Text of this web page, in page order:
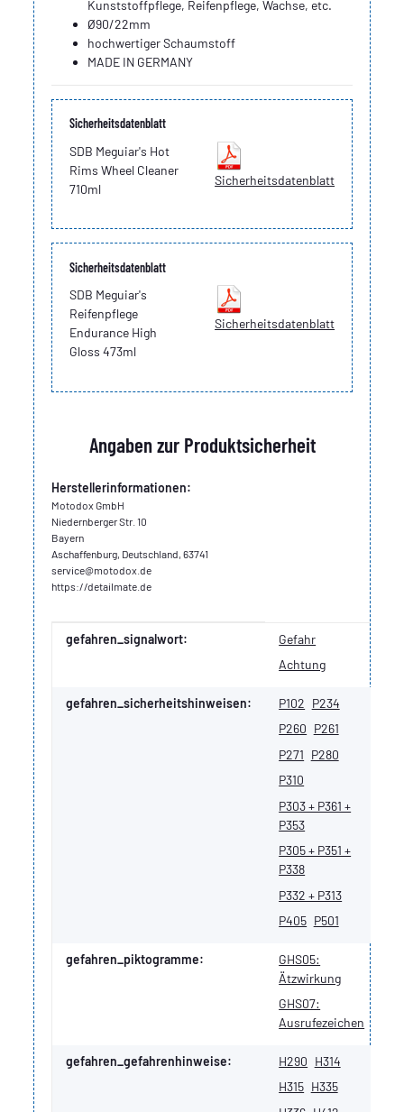
Kunststoffpflege, Reifenpflege, Wachse, etc.
Ø90/22mm
hochwertiger Schaumstoff
MADE IN GERMANY
Sicherheitsdatenblatt
SDB Meguiar's Hot
Rims Wheel Cleaner
710ml
Sicherheitsdatenblatt
Sicherheitsdatenblatt
SDB Meguiar's
Reifenpflege
Endurance High
Gloss 473ml
Sicherheitsdatenblatt
Angaben zur Produktsicherheit
Herstellerinformationen:
Motodox GmbH
Niedernberger Str. 10
Bayern
Aschaffenburg, Deutschland, 63741
service@motodox.de
https://detailmate.de
Produkteigenschaft
Wert
gefahren_signalwort:
Gefahr
Achtung
gefahren_sicherheitshinweisen: P102 P234
P260 P261
P271 P280
P310
P303 + P361 +
P353
P305 + P351 +
P338
P332 + P313
P405 P501
gefahren_piktogramme:
GHS05:
Ätzwirkung
GHS07:
Ausrufezeichen
gefahren_gefahrenhinweise: H290 H314
H315 H335